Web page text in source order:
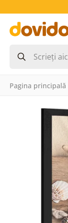
Pagina principală